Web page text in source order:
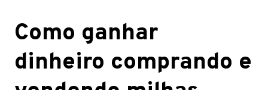
Como ganhar
dinheiro comprando e